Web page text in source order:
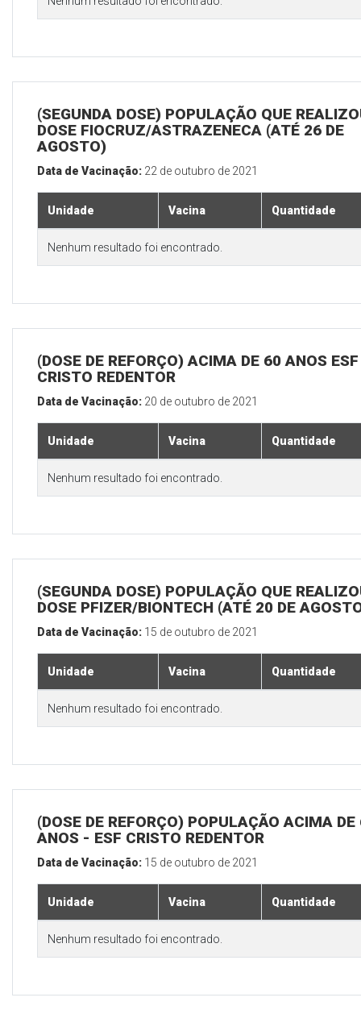
(SEGUNDA DOSE) POPULAÇÃO QUE
DOSE FIOCRUZ/ASTRAZENECA (ATÉ 26 DE
AGOSTO)
Data de Vacinação: 22 de outubro de 2021
Unidade Vacina Quantidade
Nenhum resultado foi encontrado.
(DOSE DE REFORÇO) ACIMA DE 60 ANOS ESF
CRISTO REDENTOR
Data de Vacinação: 20 de outubro de 2021
Unidade Vacina Quantidade
Nenhum resultado foi encontrado.
(SEGUNDA DOSE) POPULAÇÃO QUE
DOSE PFIZER/BIONTECH (ATÉ 20 DE
Data de Vacinação: 15 de outubro de 2021
Unidade Vacina Quantidade
Nenhum resultado foi encontrado.
(DOSE DE REFORÇO) POPULAÇÃO ACIMA DE
ANOS - ESF CRISTO REDENTOR
Data de Vacinação: 15 de outubro de 2021
Unidade Vacina Quantidade
Nenhum resultado foi encontrado.